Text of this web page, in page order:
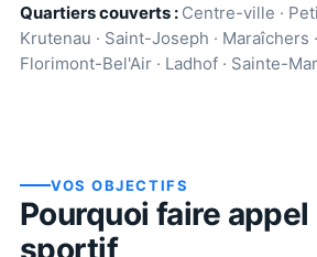
Quartiers couverts : Centre-ville ·
Krutenau · Saint-Joseph · Maraîchers
Florimont-Bel'Air · Ladhof · Sainte-
VOS OBJECTIFS
Pourquoi faire appel
sportif